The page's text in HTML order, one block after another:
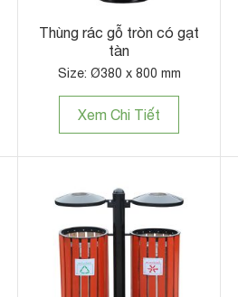
Thùng rác gỗ tròn có gạt
tàn
Size: Ø380 x 800 mm
Xem Chi Tiết